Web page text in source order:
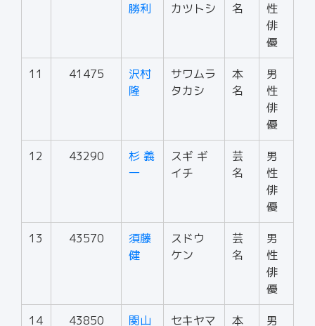
勝利
カツトシ
名
性
俳
優
11 41475
沢村
隆
サワムラ
タカシ
本
名
男
性
俳
優
12 43290
杉 義
一
スギ ギ
イチ
芸
名
男
性
俳
優
13 43570
須藤
健
スドウ
ケン
芸
名
男
性
俳
優
14 43850 関山 セキヤマ 本 男